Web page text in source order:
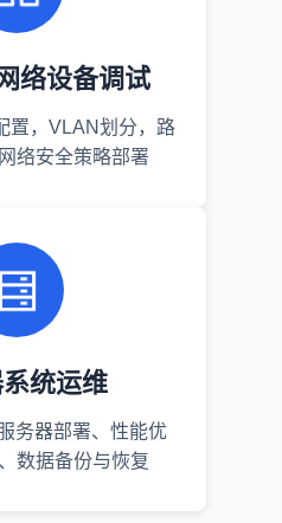
络设备调试
置，VLAN划分，路
络安全策略部署
统运维
务器部署、性能优
数据备份与恢复